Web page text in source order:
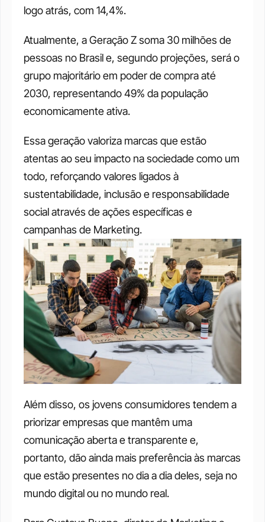
logo atrás, com 14,4%.
Atualmente, a Geração Z soma 30 milhões de
pessoas no Brasil e, segundo projeções, será o
grupo majoritário em poder de compra até
2030, representando 49% da população
economicamente ativa.
Essa geração valoriza marcas que estão
atentas ao seu impacto na sociedade como um
todo, reforçando valores ligados à
sustentabilidade, inclusão e responsabilidade
social através de ações específicas e
campanhas de Marketing.
Além disso, os jovens consumidores tendem a
priorizar empresas que mantêm uma
comunicação aberta e transparente e,
portanto, dão ainda mais preferência às marcas
que estão presentes no dia a dia deles, seja no
mundo digital ou no mundo real.